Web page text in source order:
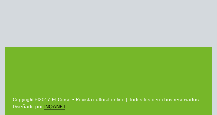
Copyright ©2017 El Corso • Revista cultural online | Todos los derechos reservados.
Diseñado por INQANET.